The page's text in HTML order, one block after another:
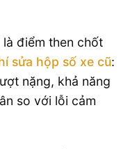
điểm then chốt
sửa hộp số xe cũ:
nặng, khả năng
so với lỗi cảm